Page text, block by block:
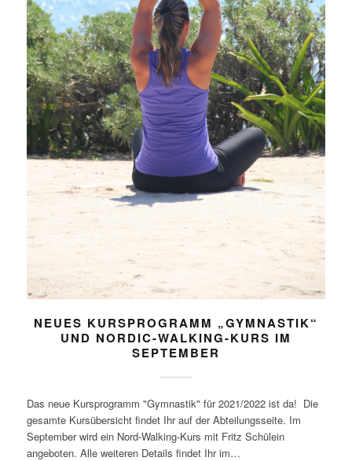
NEUES KURSPROGRAMM „GYMNASTIK“
UND NORDIC-WALKING-KURS IM
SEPTEMBER
Das neue Kursprogramm "Gymnastik" für 2021/2022 ist da! Die
gesamte Kursübersicht findet Ihr auf der Abteilungsseite. Im
September wird ein Nord-Walking-Kurs mit Fritz Schülein
angeboten. Alle weiteren Details findet Ihr im…